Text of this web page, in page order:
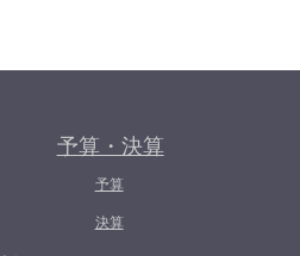
予算・決算
予算
決算